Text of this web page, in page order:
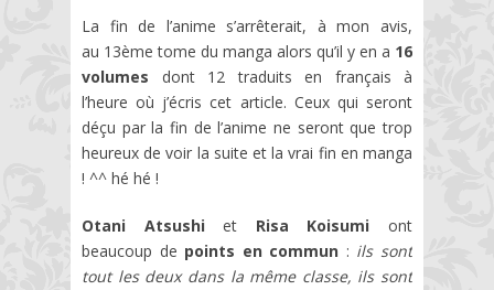
La fin de l’anime s’arrêterait, à mon avis,
au 13ème tome du manga alors qu’il y en a 16
volumes dont 12 traduits en français à
l’heure où j’écris cet article. Ceux qui seront
déçu par la fin de l’anime ne seront que trop
heureux de voir la suite et la vrai fin en manga
! ^^ hé hé !
Otani Atsushiet Risa Koisumi ont
beaucoup de points en commun : ils sont
tout les deux dans la même classe, ils sont